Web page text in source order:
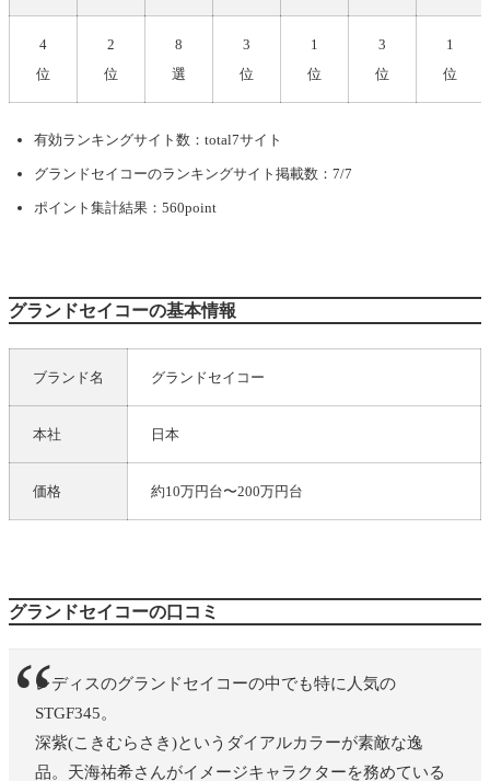
4
位
2
位
8
選
3
位
1
位
3
位
1
位
有効ランキングサイト数：total7サイト
グランドセイコーのランキングサイト掲載数：7/7
ポイント集計結果：560point
グランドセイコーの基本情報
ブランド名 グランドセイコー
本社 日本
価格 約10万円台〜200万円台
グランドセイコーの口コミ
レディスのグランドセイコーの中でも特に人気の
STGF345。
深紫(こきむらさき)というダイアルカラーが素敵な逸
品。天海祐希さんがイメージキャラクターを務めている